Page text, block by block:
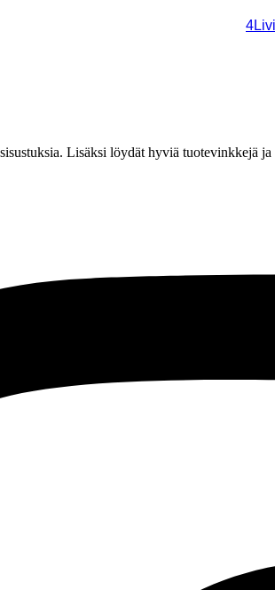
Lisäksi löydät hyviä tuotevinkkejä